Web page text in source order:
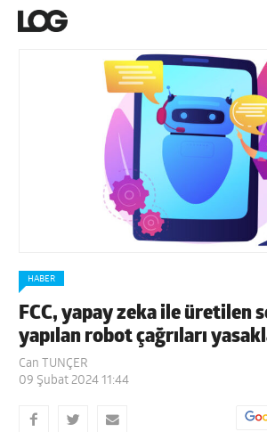
HABER
FCC, yapay zeka ile üretilen
yapılan robot çağrıları
Can TUNÇER
09 Şubat 2024 11:44